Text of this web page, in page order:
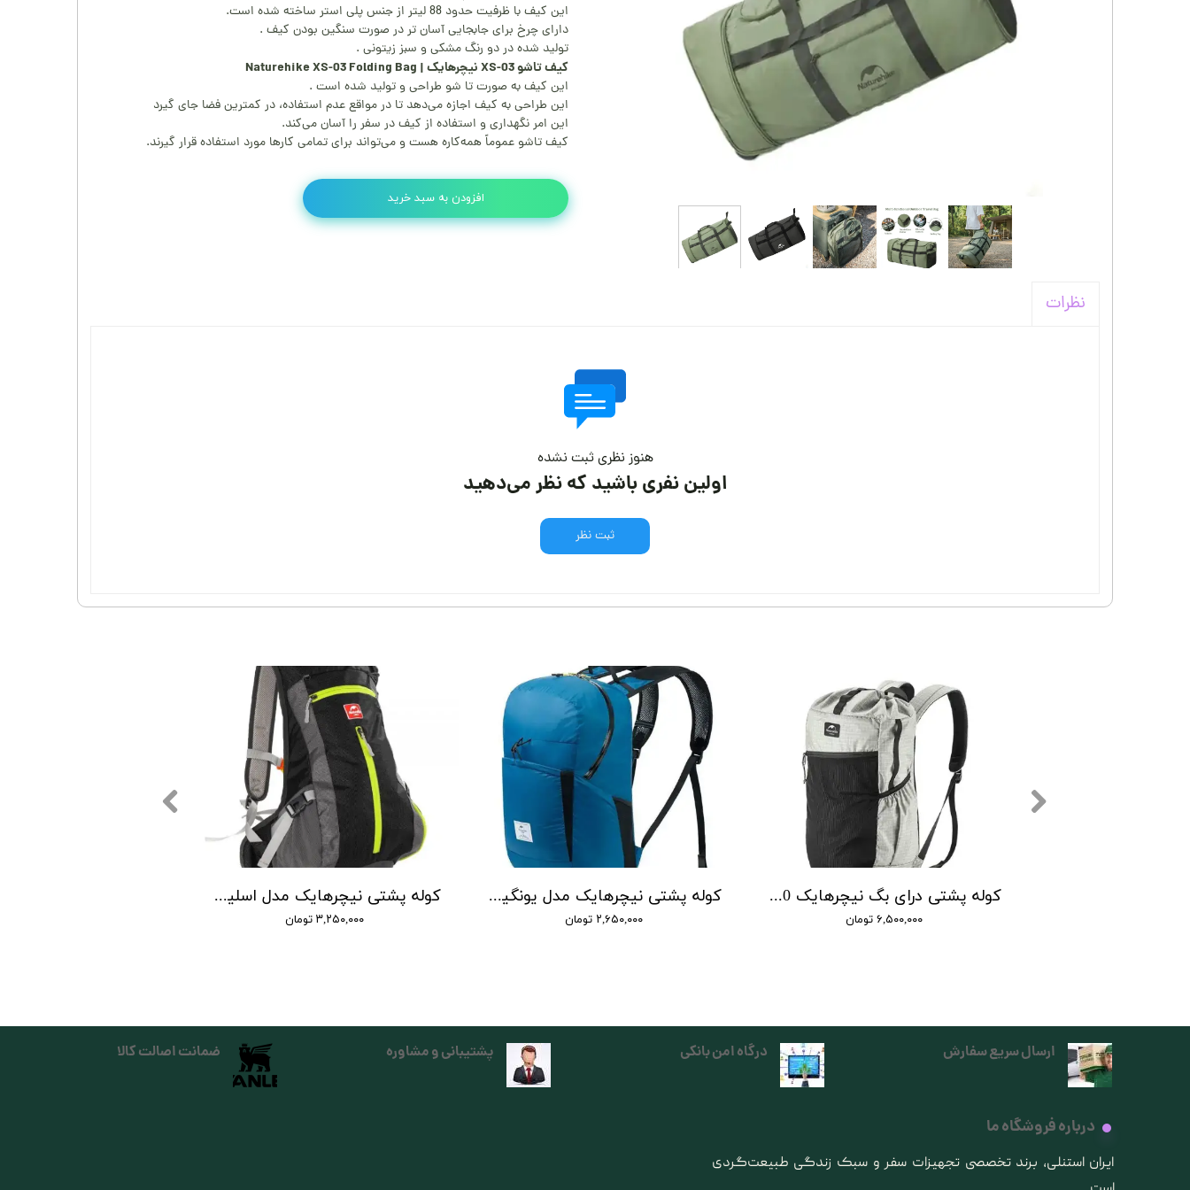
کیف و اکسسوری استنلی
این کیف با ظرفیت حدود 88 لیتر از جنس پلی‌ استر ساخته شده است.
دارای چرخ برای جابجایی آسان تر در صورت سنگین بودن کیف .
تولید شده در دو رنگ مشکی و سبز زیتونی .
کیف تاشو XS-03 نیچرهایک | Naturehike XS-03 Folding Bag
این کیف به صورت تا شو طراحی و تولید شده است .
این طراحی به کیف اجازه می‌دهد تا در مواقع عدم استفاده، در کمترین فضا جای گیرد
این امر نگهداری و استفاده از کیف در سفر را آسان می‌کند.
کیف تاشو عموماً همه‌کاره هست و می‌تواند برای تمامی کارها مورد استفاده قرار گیرند.
افزودن به سبد خرید
نظرات
هنوز نظری ثبت نشده
اولین نفری باشید که نظر می‌دهید
ثبت نظر
کوله پشتی نیچرهایک مدل اسلیپ اوور | riding backpack with helmet slip-over
۳,۲۵۰,۰۰۰ تومان
کوله پشتی نیچرهایک مدل یونگیان | ultralight folding carry bag yunqian
۲,۶۵۰,۰۰۰ تومان
کوله پشتی درای بگ نیچرهایک 20 لیتری مدل NH20BB206
۶,۵۰۰,۰۰۰ تومان
ارسال سریع سفارش
درباره فروشگاه ما
​ایران استنلی، برند تخصصی تجهیزات سفر و سبک زندگی طبیعت‌گردی
درگاه امن بانکی پشتیبانی و مشاوره ضمانت اصالت کالا